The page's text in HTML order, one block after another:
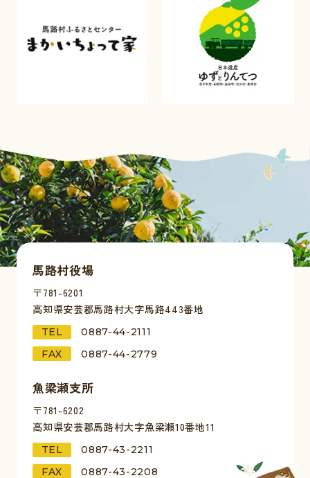
馬路村役場
〒781-6201
高知県安芸郡馬路村大字馬路443番地
TEL
0887-44-2111
FAX
0887-44-2779
魚梁瀬支所
〒781-6202
高知県安芸郡馬路村大字魚梁瀬10番地11
TEL
0887-43-2211
FAX
0887-43-2208